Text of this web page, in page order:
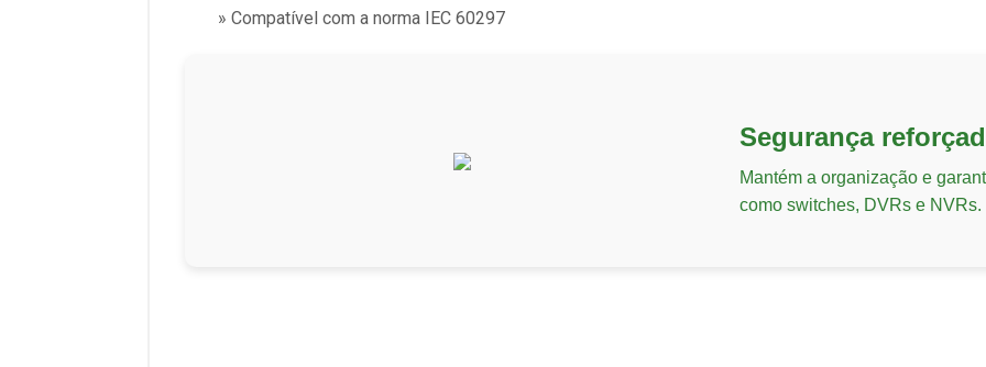
» Compatível com a norma IEC 60297
Segurança
Mantém a organização e
como switches, DVRs e NVRs.